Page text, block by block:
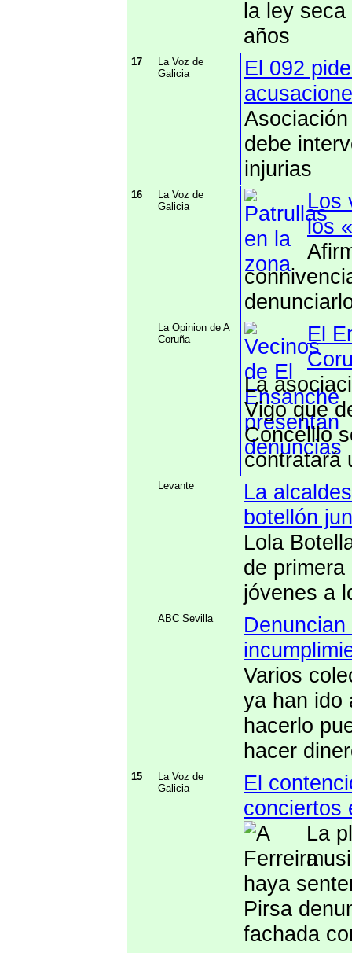
la ley
años
17
La Voz de
Galicia
El 092
debe
injurias
16
La Voz de
Galicia
Los
los
La Opinion de A
Coruña
El
La
Vigo que
Concelllo
contratará
Levante
La
botellón
Lola
de
jóvenes a
ABC Sevilla
Varios
ya han ido
hacerlo
hacer
15
La Voz de
Galicia
El
conciertos
La
haya
Pirsa
fachada